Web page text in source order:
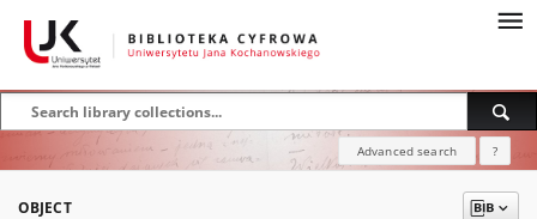
Advanced search ?
OBJECT